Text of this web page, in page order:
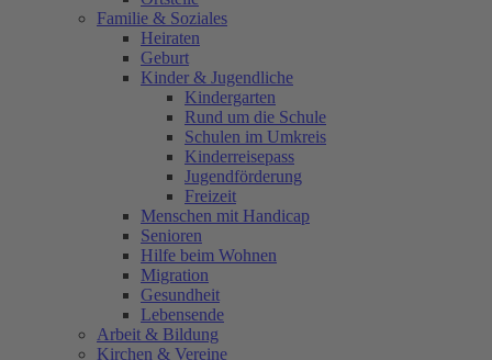
Familie & Soziales
Heiraten
Geburt
Kinder & Jugendliche
Kindergarten
Rund um die Schule
Schulen im Umkreis
Kinderreisepass
Jugendförderung
Freizeit
Menschen mit Handicap
Senioren
Hilfe beim Wohnen
Migration
Gesundheit
Lebensende
Arbeit & Bildung
Kirchen & Vereine